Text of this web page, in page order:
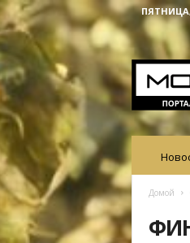
ПЯТНИЦА,
M
b
i
s
r
Домой